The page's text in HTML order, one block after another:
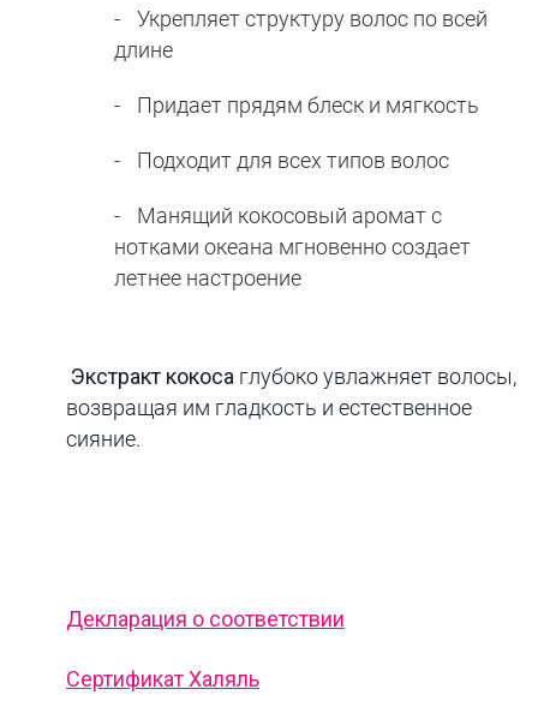
Укрепляет структуру волос по всей
длине
Придает прядям блеск и мягкость
Подходит для всех типов волос
Манящий кокосовый аромат с
нотками океана мгновенно создает
летнее настроение
Экстракт кокоса глубоко увлажняет волосы,
возвращая им гладкость и естественное
сияние.
Декларация о соответствии
Сертификат Халяль